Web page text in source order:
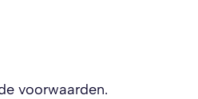
voorwaarden.